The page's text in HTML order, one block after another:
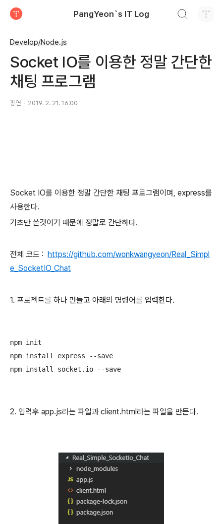
PangYeon`s IT Log
Develop/Node.js
Socket IO를 이용한 정말 간단한
채팅 프로그램
팡연 2019. 2. 21. 16:00
Socket IO를 이용한 정말 간단한 채팅 프로그램이며, express를
사용한다.
기초만 쓴것이기 때문에 정말로 간단하다.
전체 코드 : https://github.com/wonkwangyeon/Real_Simpl
e_SocketIO_Chat
1. 프로젝트를 하나 만들고 아래의 명령어를 입력한다.
npm init
npm install express --save
2. 입력후 app.js라는 파일과 client.html라는 파일을 만든다.